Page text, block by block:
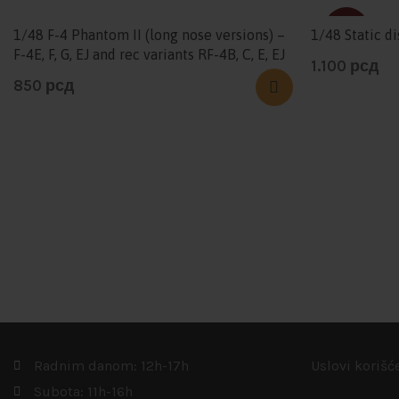
1/48 F-4 Phantom II (long nose versions) –
F-4E, F, G, EJ and rec variants RF-4B, C, E, EJ
850 рсд
SOLD
1/48 Static
1.100 рсд
Radnim danom: 12h-17h
Subota: 11h-16h
Uslovi